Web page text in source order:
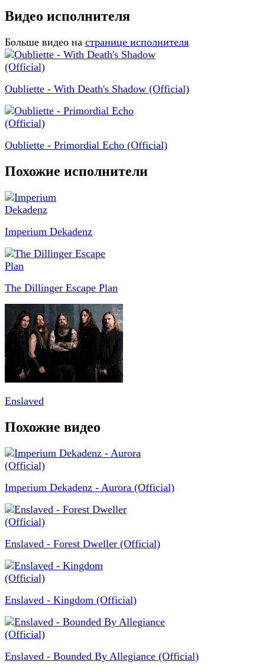
Видео исполнителя
Больше видео на странице исполнителя
Oubliette - With Death's Shadow (Official)
Oubliette - Primordial Echo (Official)
Похожие исполнители
Imperium Dekadenz
The Dillinger Escape Plan
Enslaved
Похожие видео
Imperium Dekadenz - Aurora (Official)
Enslaved - Forest Dweller (Official)
Enslaved - Kingdom (Official)
Enslaved - Bounded By Allegiance (Official)